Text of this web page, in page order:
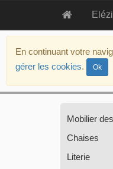
aller
contenu
au
En continuant votre
gérer les cookies. Ok
Mobilier
Chaises
Literie